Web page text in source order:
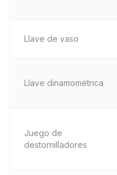
Llave de vaso
Llave dinamométrica
Juego de
destornilladores